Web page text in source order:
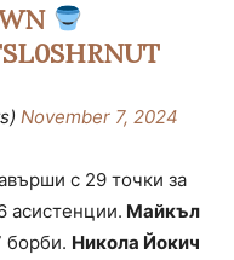
November 7, 2024
с 29 точки за
асистенции. Майкъл
борби. Никола Йокич